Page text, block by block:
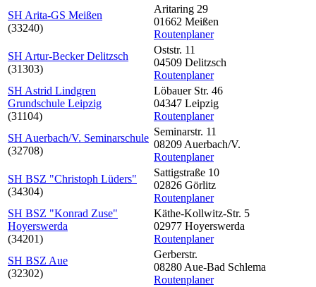
SH Arita-GS Meißen
(33240)
Aritaring 29
01662 Meißen
Routenplaner
SH Artur-Becker Delitzsch
(31303)
Oststr. 11
04509 Delitzsch
Routenplaner
SH Astrid Lindgren
Grundschule Leipzig
(31104)
Löbauer Str. 46
04347 Leipzig
Routenplaner
SH Auerbach/V. Seminarschule
(32708)
Seminarstr. 11
08209 Auerbach/V.
Routenplaner
SH BSZ "Christoph Lüders"
(34304)
Sattigstraße 10
02826 Görlitz
Routenplaner
SH BSZ "Konrad Zuse"
Hoyerswerda
(34201)
Käthe-Kollwitz-Str. 5
02977 Hoyerswerda
Routenplaner
SH BSZ Aue
(32302)
Gerberstr.
08280 Aue-Bad Schlema
Routenplaner